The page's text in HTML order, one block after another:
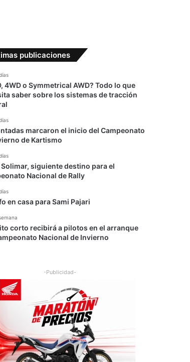
publicaciones
4WD o Symmetrical AWD? Todo lo que
saber sobre los sistemas de tracción
marcaron el inicio del Campeonato
de Kartismo
Solimar, siguiente destino para el
Nacional de Rally
en casa para Sami Pajari
corto recibirá a pilotos en el arranque
Nacional de Invierno
-Publicidad-